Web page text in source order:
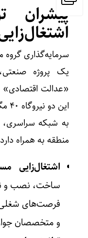
پیشران
سرمایه‌گذاری گروه
یک پروژه
«عدالت
به شبکه سراسری،
منطقه به همراه
اشتغال‌زایی
ساخت، نصب و
فرصت‌های شغلی
و متخصصان